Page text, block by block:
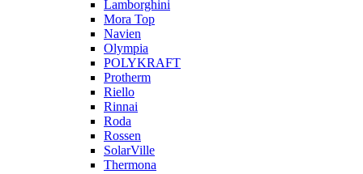
Lamborghini
Mora Top
Navien
Olympia
POLYKRAFT
Protherm
Riello
Rinnai
Roda
Rossen
SolarVille
Thermona